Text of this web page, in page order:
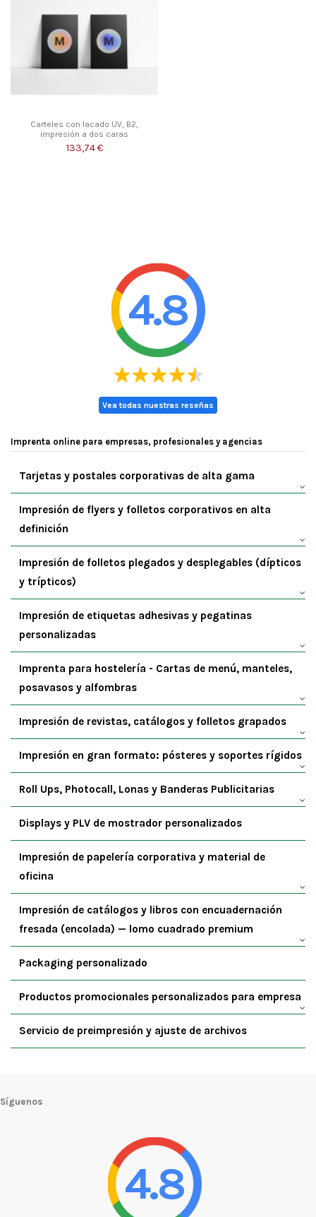
Carteles con lacado UV, B2,
impresión a dos caras
133,74 €
4.8
Vea todas nuestras reseñas
Imprenta online para empresas, profesionales y agencias
Tarjetas y postales corporativas de alta gama
Impresión de flyers y folletos corporativos en alta
definición
Impresión de folletos plegados y desplegables (dípticos
y trípticos)
Impresión de etiquetas adhesivas y pegatinas
personalizadas
Imprenta para hostelería - Cartas de menú, manteles,
posavasos y alfombras
Impresión de revistas, catálogos y folletos grapados
Impresión en gran formato: pósteres y soportes rígidos
Roll Ups, Photocall, Lonas y Banderas Publicitarias
Displays y PLV de mostrador personalizados
Impresión de papelería corporativa y material de
oficina
Impresión de catálogos y libros con encuadernación
fresada (encolada) — lomo cuadrado premium
Packaging personalizado
Productos promocionales personalizados para empresa
Servicio de preimpresión y ajuste de archivos
Síguenos
4.8